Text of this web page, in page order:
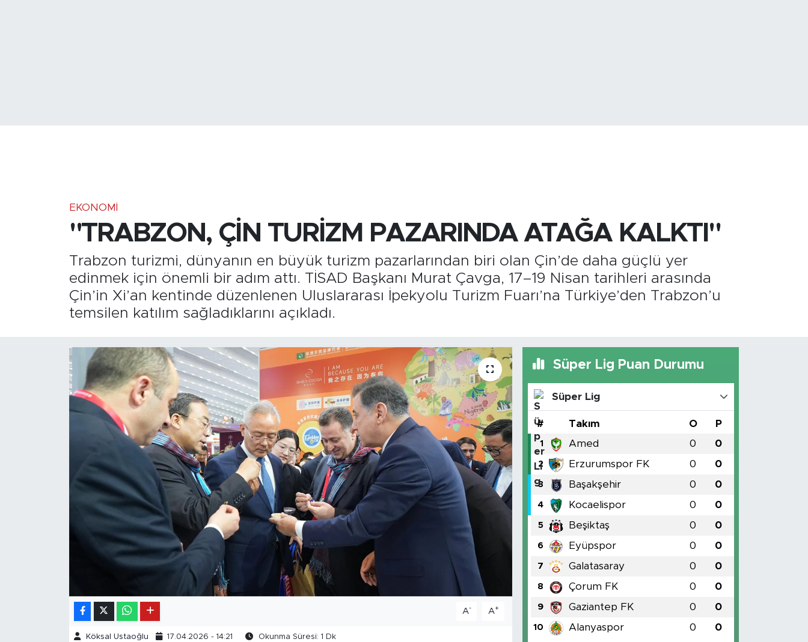
EKONOMI
"TRABZON, ÇİN TURİZM PAZARINDA ATAĞA KALKTI"
Trabzon turizmi, dünyanın en büyük turizm pazarlarından biri olan Çin’de daha güçlü yer
edinmek için önemli bir adım attı. TİSAD Başkanı Murat Çavga, 17–19 Nisan tarihleri arasında
Çin’in Xi’an kentinde düzenlenen Uluslararası İpekyolu Turizm Fuarı’na Türkiye’den Trabzon’u
temsilen katılım sağladıklarını açıkladı.
A- A+
Köksal Ustaoğlu 17.04.2026 - 14:21 Okunma Süresi: 1 Dk
Süper Lig Puan Durumu
Süper Lig
# Takım O P
1 Amed 0 0
2 Erzurumspor FK 0 0
3 Başakşehir 0 0
4 Kocaelispor 0 0
5 Beşiktaş 0 0
6 Eyüpspor 0 0
7 Galatasaray 0 0
8 Çorum FK 0 0
9 Gaziantep FK 0 0
10 Alanyaspor 0 0
Köşe Yazarları
Ulusal Son Dakika Haberleri